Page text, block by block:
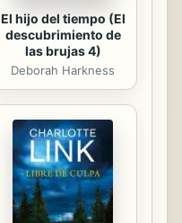
El hijo del tiempo (El
descubrimiento de
las brujas 4)
Deborah Harkness